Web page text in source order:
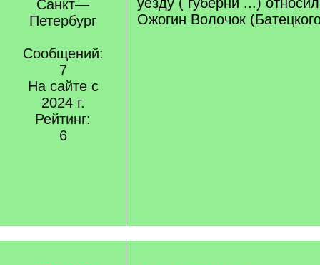
Санкт—
Петербург
Сообщений:
7
На сайте с
2024 г.
Рейтинг:
6
Ожогин Волочок